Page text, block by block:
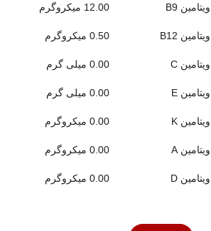
ویتامین B9 12.00 میکروگرم
ویتامین B12 0.50 میکروگرم
ویتامین C 0.00 میلی گرم
ویتامین E 0.00 میلی گرم
ویتامین K 0.00 میکروگرم
ویتامین A 0.00 میکروگرم
ویتامین D 0.00 میکروگرم